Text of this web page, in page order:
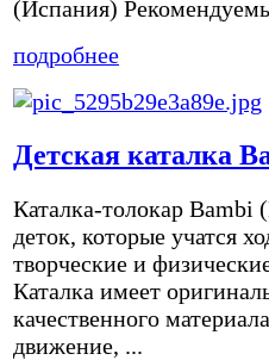
(Испания)
подробнее
Детская каталка
Каталка-толокар Bambi
деток, которые учатся
творческие и
Каталка имеет
качественного
движение, ...